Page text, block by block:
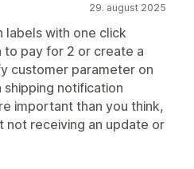
29. august 2025
with one click
to pay for 2 or create a
customer parameter on
notification
important than you think,
not receiving an update or